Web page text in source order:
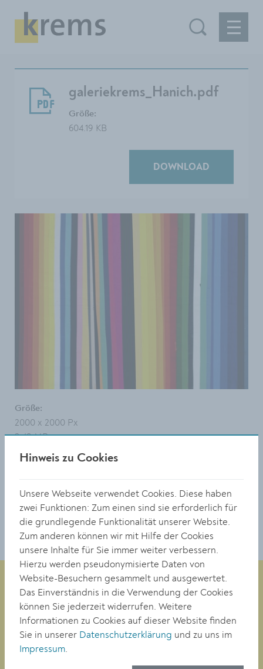
galeriekrems_Hanich.pdf
Größe:
604.19 KB
DOWNLOAD
Größe:
2000 x 2000 Px
3.49 MB
© Stadt Krems
DOWNLOAD
Magistrat der Stadt Krems
Obere Landstraße 4
A-3500 Krems
Hinweis zu Cookies
Unsere Webseite verwendet Cookies. Diese haben
zwei Funktionen: Zum einen sind sie erforderlich für
die grundlegende Funktionalität unserer Website.
Zum anderen können wir mit Hilfe der Cookies
unsere Inhalte für Sie immer weiter verbessern.
Hierzu werden pseudonymisierte Daten von
Website-Besuchern gesammelt und ausgewertet.
Das Einverständnis in die Verwendung der Cookies
können Sie jederzeit widerrufen. Weitere
Informationen zu Cookies auf dieser Website finden
Sie in unserer Datenschutzerklärung und zu uns im
Impressum.